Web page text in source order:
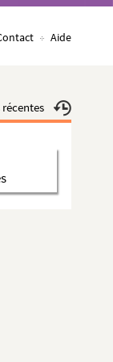
Aide
récentes